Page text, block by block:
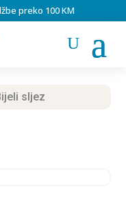
preko 100 KM
sljez